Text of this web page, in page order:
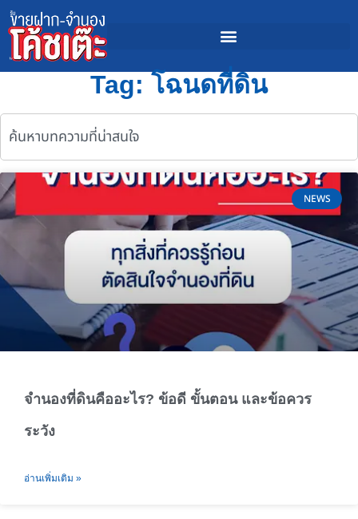
Tag: โฉนดที่ดิน
NEWS
จำนองที่ดินคืออะไร? ข้อดี ขั้นตอน และข้อควร
ระวัง
อ่านเพิ่มเติม »